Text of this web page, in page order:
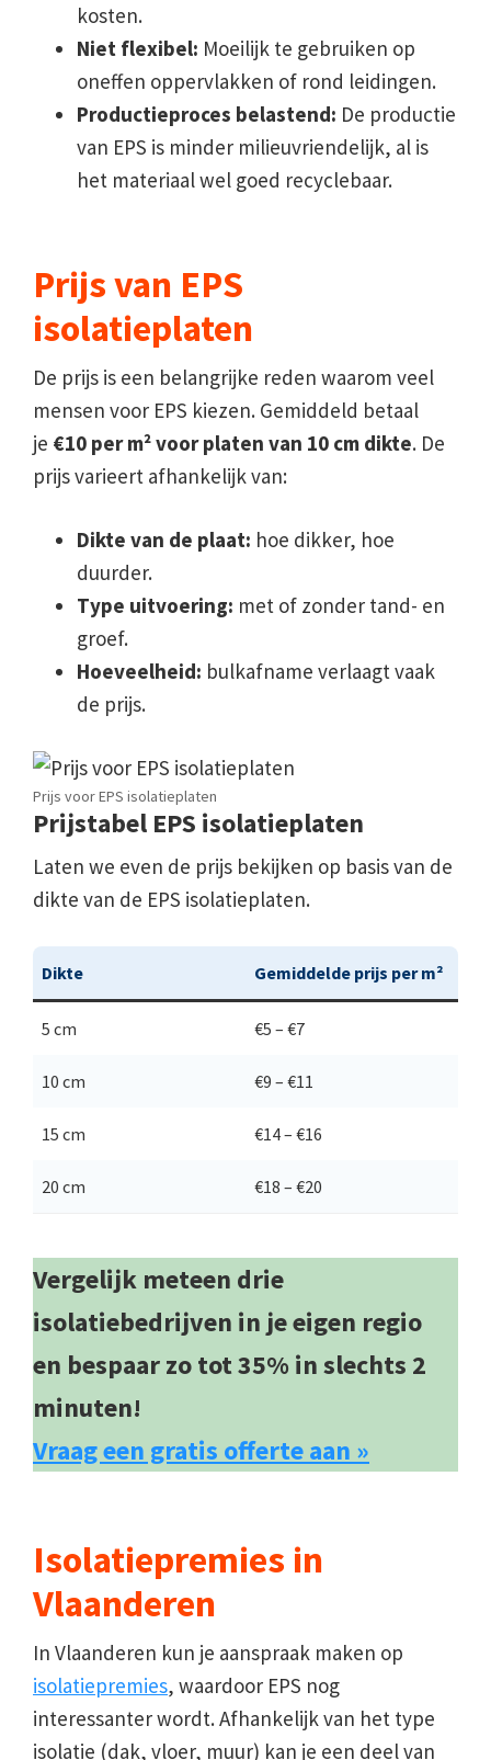
kosten.
Niet flexibel: Moeilijk te gebruiken op
oneffen oppervlakken of rond leidingen.
Productieproces belastend: De productie
van EPS is minder milieuvriendelijk, al is
het materiaal wel goed recyclebaar.
Prijs van EPS
isolatieplaten
De prijs is een belangrijke reden waarom veel
mensen voor EPS kiezen. Gemiddeld betaal
je €10 per m² voor platen van 10 cm dikte. De
prijs varieert afhankelijk van:
Dikte van de plaat: hoe dikker, hoe
duurder.
Type uitvoering: met of zonder tand- en
groef.
Hoeveelheid: bulkafname verlaagt vaak
de prijs.
Prijs voor EPS isolatieplaten
Prijstabel EPS isolatieplaten
Laten we even de prijs bekijken op basis van de
dikte van de EPS isolatieplaten.
Dikte Gemiddelde prijs per m²
5 cm €5 – €7
10 cm €9 – €11
15 cm €14 – €16
20 cm €18 – €20
Vergelijk meteen drie
isolatiebedrijven in je eigen regio
en bespaar zo tot 35% in slechts 2
minuten!
Vraag een gratis offerte aan »
Isolatiepremies in
Vlaanderen
In Vlaanderen kun je aanspraak maken op
isolatiepremies, waardoor EPS nog
interessanter wordt. Afhankelijk van het type
isolatie (dak, vloer, muur) kan je een deel van